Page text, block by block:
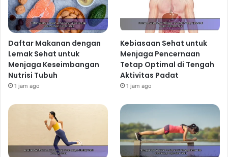
Daftar Makanan dengan
Lemak Sehat untuk
Menjaga Keseimbangan
Nutrisi Tubuh
1 jam ago
Kebiasaan Sehat untuk
Menjaga Pencernaan
Tetap Optimal di Tengah
Aktivitas Padat
1 jam ago